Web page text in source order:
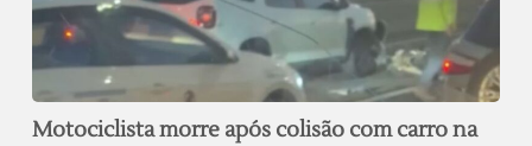
Motociclista morre após colisão com carro na